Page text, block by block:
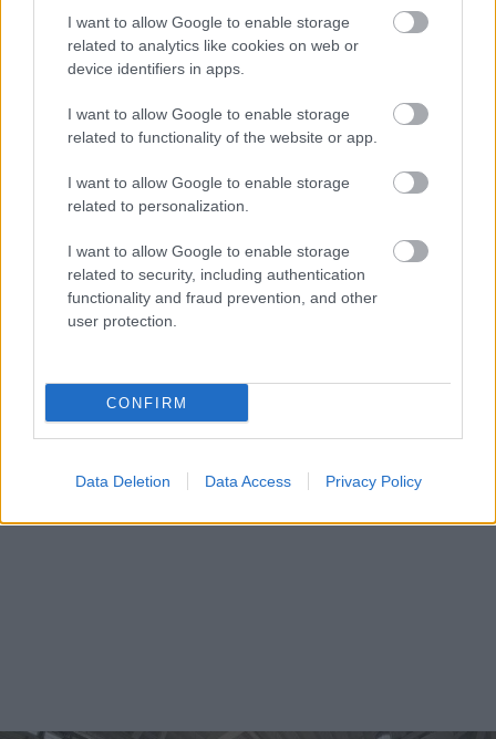
I want to allow Google to enable storage
related to analytics like cookies on web or
device identifiers in apps.
I want to allow Google to enable storage
related to functionality of the website or app.
I want to allow Google to enable storage
related to personalization.
I want to allow Google to enable storage
related to security, including authentication
functionality and fraud prevention, and other
user protection.
CONFIRM
Data Deletion Data Access Privacy Policy
avārija – viens no
šoferiem aizbēdzis no
nebija tās mātes
jūtas…” Elīna
Didrihsone atklāti par
piedzimšanas